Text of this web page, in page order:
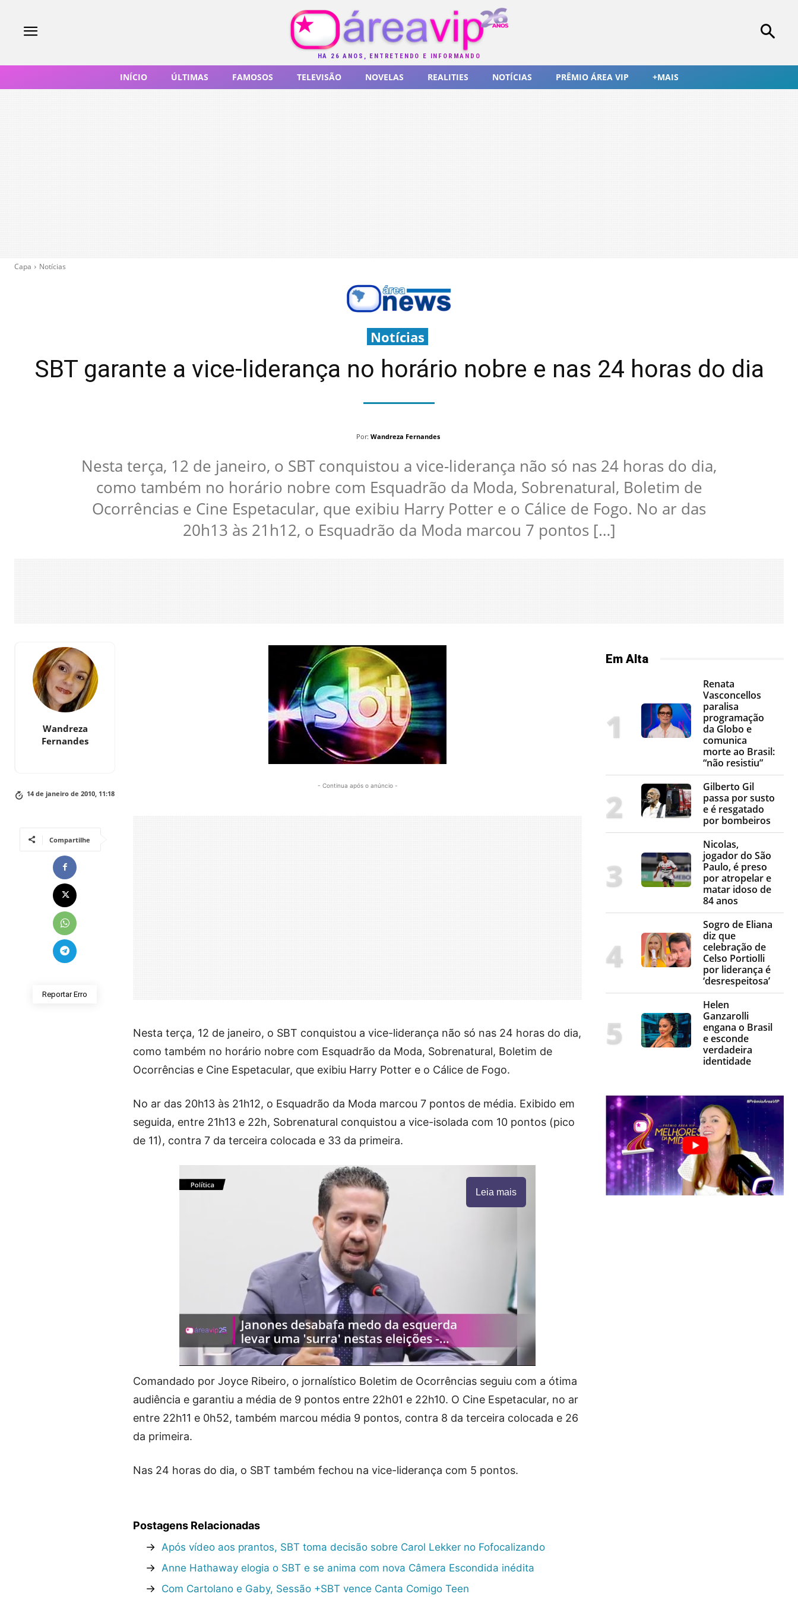
HÁ 26 ANOS, ENTRETENDO E INFORMANDO
INÍCIO ÚLTIMAS FAMOSOS TELEVISÃO NOVELAS REALITIES NOTÍCIAS PRÊMIO ÁREA VIP +MAIS
Capa Notícias
Notícias
SBT garante a vice-liderança no horário nobre e nas 24 horas do dia
Por: Wandreza Fernandes
Nesta terça, 12 de janeiro, o SBT conquistou a vice-liderança não só nas 24 horas do dia,
como também no horário nobre com Esquadrão da Moda, Sobrenatural, Boletim de
Ocorrências e Cine Espetacular, que exibiu Harry Potter e o Cálice de Fogo. No ar das
20h13 às 21h12, o Esquadrão da Moda marcou 7 pontos […]
Wandreza
Fernandes
14 de janeiro de 2010, 11:18
Compartilhe
Reportar Erro
- Continua após o anúncio -
Nesta terça, 12 de janeiro, o SBT conquistou a vice-liderança não só nas 24 horas do dia,
como também no horário nobre com Esquadrão da Moda, Sobrenatural, Boletim de
Ocorrências e Cine Espetacular, que exibiu Harry Potter e o Cálice de Fogo.
No ar das 20h13 às 21h12, o Esquadrão da Moda marcou 7 pontos de média. Exibido em
seguida, entre 21h13 e 22h, Sobrenatural conquistou a vice-isolada com 10 pontos (pico
de 11), contra 7 da terceira colocada e 33 da primeira.
Leia mais
Comandado por Joyce Ribeiro, o jornalístico Boletim de Ocorrências seguiu com a ótima
audiência e garantiu a média de 9 pontos entre 22h01 e 22h10. O Cine Espetacular, no ar
entre 22h11 e 0h52, também marcou média 9 pontos, contra 8 da terceira colocada e 26
da primeira.
Nas 24 horas do dia, o SBT também fechou na vice-liderança com 5 pontos.
Postagens Relacionadas
→ Após vídeo aos prantos, SBT toma decisão sobre Carol Lekker no Fofocalizando
→ Anne Hathaway elogia o SBT e se anima com nova Câmera Escondida inédita
→ Com Cartolano e Gaby, Sessão +SBT vence Canta Comigo Teen
Em Alta
Renata
Vasconcellos
paralisa
programação
da Globo e
comunica
morte ao Brasil:
“não resistiu”
Gilberto Gil
passa por susto
e é resgatado
por bombeiros
Nicolas,
jogador do São
Paulo, é preso
por atropelar e
matar idoso de
84 anos
Sogro de Eliana
diz que
celebração de
Celso Portiolli
por liderança é
‘desrespeitosa’
Helen
Ganzarolli
engana o Brasil
e esconde
verdadeira
identidade